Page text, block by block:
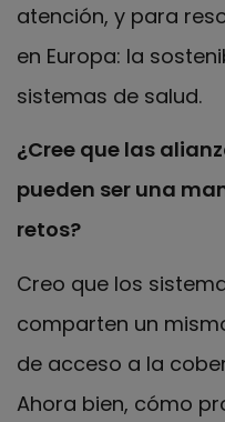
atención, y para
en Europa: la
sistemas de salud.
¿Cree que las
pueden ser una
retos?
Creo que los
comparten un
de acceso a la
Ahora bien, cómo